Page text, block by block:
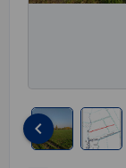
keyboard_arrow_left